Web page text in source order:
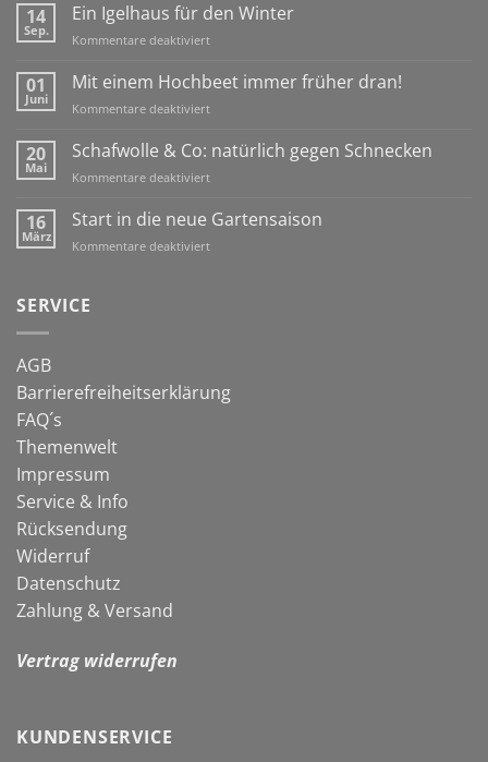
14
Sep.
Ein Igelhaus für den Winter
Kommentare deaktiviertfür
Igelhaus
den
01
Juni
Mit einem Hochbeet immer früher dran!
Kommentare deaktiviertfür
einem
immer
dran!
20
Mai
Schafwolle & Co: natürlich gegen Schnecken
Kommentare deaktiviertfür
&
natürlich
16
März
Start in die neue Gartensaison
Kommentare deaktiviertfür
SERVICE
AGB
Barrierefreiheitserklärung
FAQ´s
Themenwelt
Impressum
Service & Info
Rücksendung
Widerruf
Datenschutz
Zahlung & Versand
Vertrag widerrufen
KUNDENSERVICE